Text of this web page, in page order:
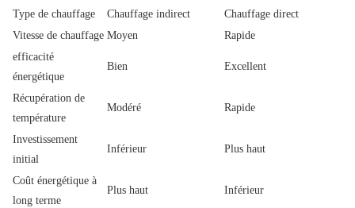
Type de chauffage
Chauffage indirect
Chauffage direct
Vitesse de chauffage Moyen
Rapide
efficacité
énergétique
Bien Excellent
Récupération de
température
Modéré Rapide
Investissement
initial
Inférieur Plus haut
Coût énergétique à
long terme
Plus haut Inférieur